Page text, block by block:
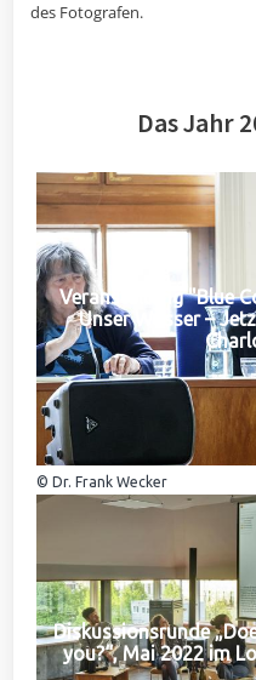
des Fotografen.
Das Jahr
Veranstaltung "Blue
Unser Wasser –
© Dr. Frank Wecker
Diskussionsrunde
you?“, Mai 2022 im